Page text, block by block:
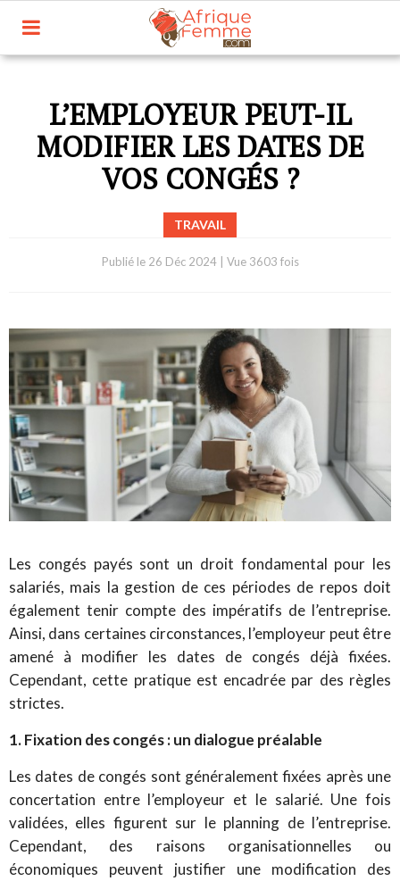
L’EMPLOYEUR PEUT-IL
MODIFIER LES DATES DE
VOS CONGÉS ?
TRAVAIL
Publié le 26 Déc 2024| Vue 3603 fois
Les congés payés sont un droit fondamental pour les
salariés, mais la gestion de ces périodes de repos doit
également tenir compte des impératifs de l’entreprise.
Ainsi, dans certaines circonstances, l’employeur peut être
amené à modifier les dates de congés déjà fixées.
Cependant, cette pratique est encadrée par des règles
strictes.
1. Fixation des congés : un dialogue préalable
Les dates de congés sont généralement fixées après une
concertation entre l’employeur et le salarié. Une fois
validées, elles figurent sur le planning de l’entreprise.
Cependant, des raisons organisationnelles ou
économiques peuvent justifier une modification des